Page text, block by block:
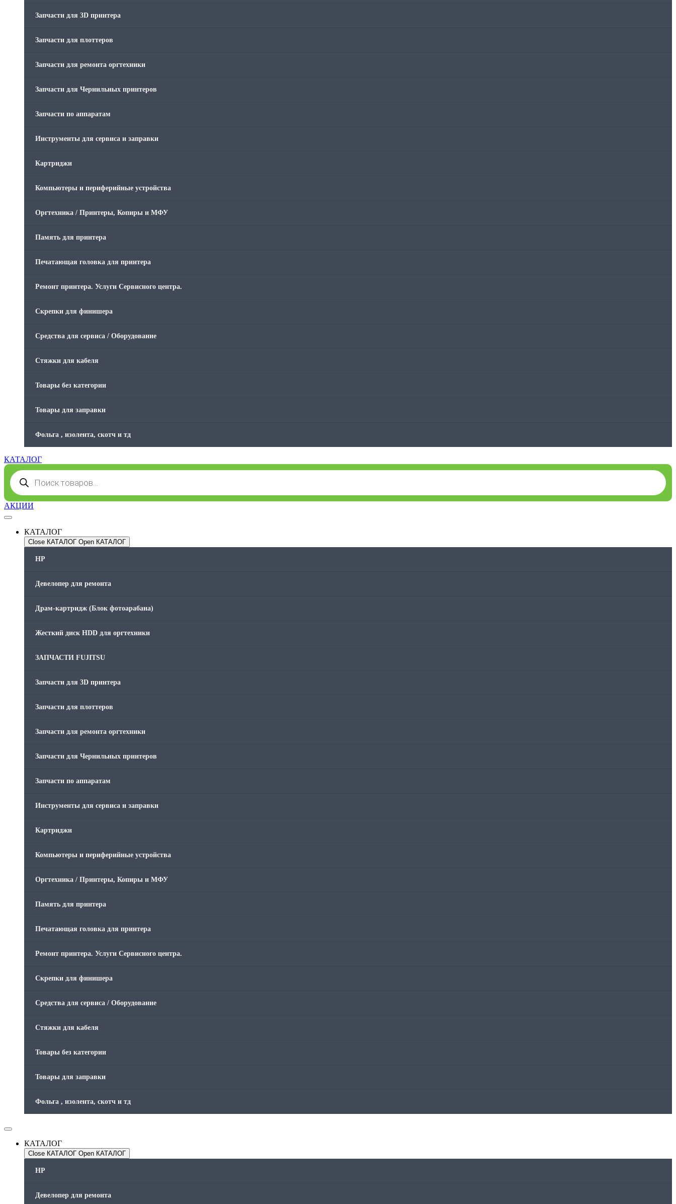
Запчасти для 3D принтера
Запчасти для плоттеров
Запчасти для ремонта оргтехники
Запчасти для Чернильных принтеров
Запчасти по аппаратам
Инструменты для сервиса и заправки
Картриджи
Компьютеры и периферийные устройства
Оргтехника / Принтеры, Копиры и МФУ
Память для принтера
Печатающая головка для принтера
Ремонт принтера. Услуги Сервисного центра.
Скрепки для финишера
Средства для сервиса / Оборудование
Стяжки для кабеля
Товары без категории
Товары для заправки
Фольга , изолента, скотч и тд
КАТАЛОГ
Поиск
товаров
АКЦИИ
КАТАЛОГ
Close КАТАЛОГ Open КАТАЛОГ
HP
Девелопер для ремонта
Драм-картридж (Блок фотоарабана)
Жесткий диск HDD для оргтехники
ЗАПЧАСТИ FUJITSU
Запчасти для 3D принтера
Запчасти для плоттеров
Запчасти для ремонта оргтехники
Запчасти для Чернильных принтеров
Запчасти по аппаратам
Инструменты для сервиса и заправки
Картриджи
Компьютеры и периферийные устройства
Оргтехника / Принтеры, Копиры и МФУ
Память для принтера
Печатающая головка для принтера
Ремонт принтера. Услуги Сервисного центра.
Скрепки для финишера
Средства для сервиса / Оборудование
Стяжки для кабеля
Товары без категории
Товары для заправки
Фольга , изолента, скотч и тд
КАТАЛОГ
Close КАТАЛОГ Open КАТАЛОГ
HP
Девелопер для ремонта